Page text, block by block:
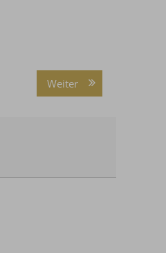
Weiter